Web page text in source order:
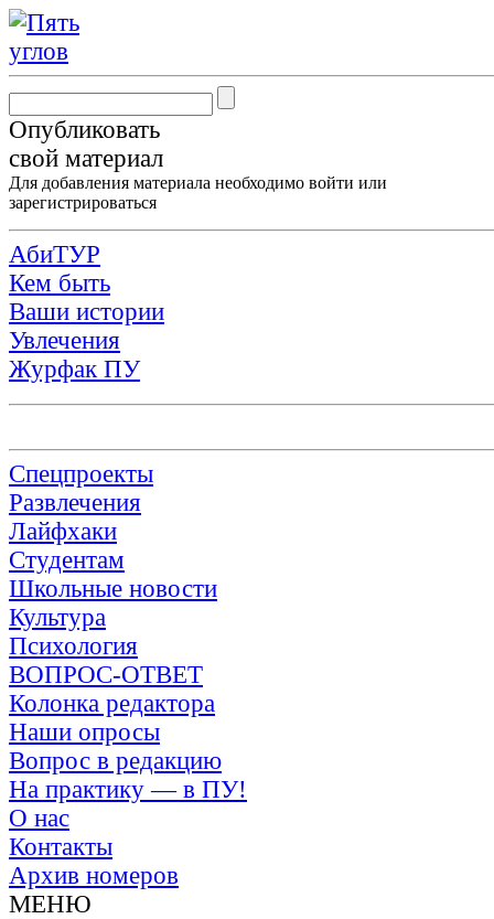
Опубликовать
свой материал
Для добавления материала необходимо войти или
зарегистрироваться
АбиТУР
Кем быть
Ваши истории
Увлечения
Журфак ПУ
Спецпроекты
Развлечения
Лайфхаки
Студентам
Школьные новости
Культура
Психология
ВОПРОС-ОТВЕТ
Колонка редактора
Наши опросы
Вопрос в редакцию
На практику — в ПУ!
О нас
Контакты
Архив номеров
МЕНЮ